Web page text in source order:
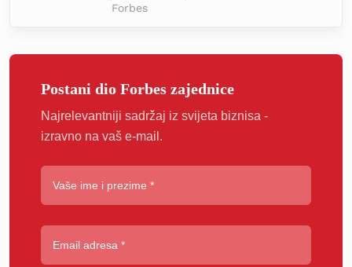
Forbes
Postani dio Forbes zajednice
Najrelevantniji sadržaj iz svijeta biznisa -
izravno na vaš e-mail.